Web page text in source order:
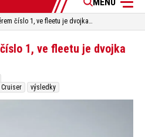
Toyota je importérem číslo 1, ve fleetu je dvojka českého trhu
1, ve fleetu je dvojka
výsledky